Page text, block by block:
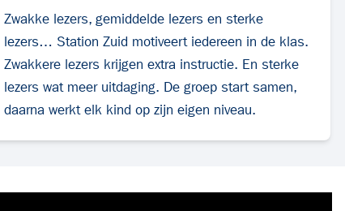
Zwakke lezers, gemiddelde lezers en sterke
lezers… Station Zuid motiveert iedereen in de klas.
Zwakkere lezers krijgen extra instructie. En sterke
lezers wat meer uitdaging. De groep start samen,
daarna werkt elk kind op zijn eigen niveau.